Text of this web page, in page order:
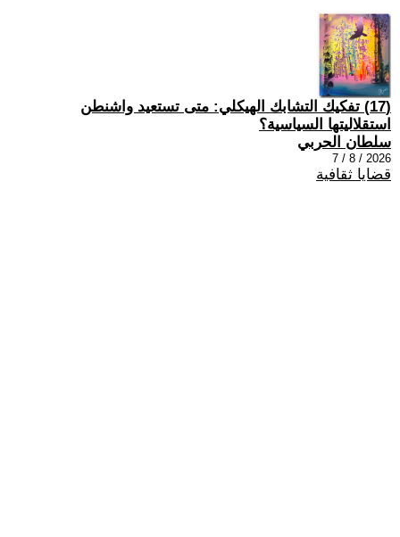
(17) تفكيك التشابك الهيكلي: متى تستعيد واشنطن
استقلاليتها السياسية؟
سلطان الحربي
2026 / 8 / 7
قضايا ثقافية